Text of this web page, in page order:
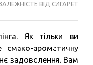
ВІД СИГАРЕТ
Як тільки ви
смако-ароматичну
задоволення. Вам